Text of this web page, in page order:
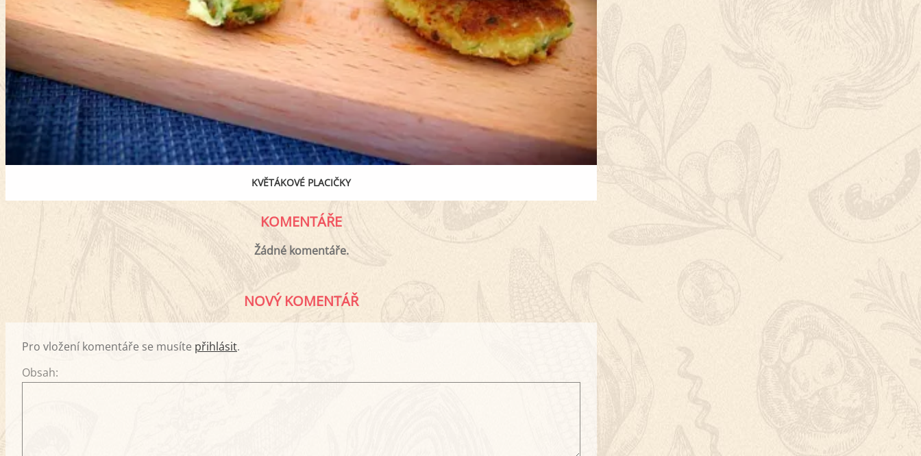
KVĚTÁKOVÉ PLACIČKY
KOMENTÁŘE
Žádné komentáře.
NOVÝ KOMENTÁŘ
Pro vložení komentáře se musíte přihlásit.
Obsah: